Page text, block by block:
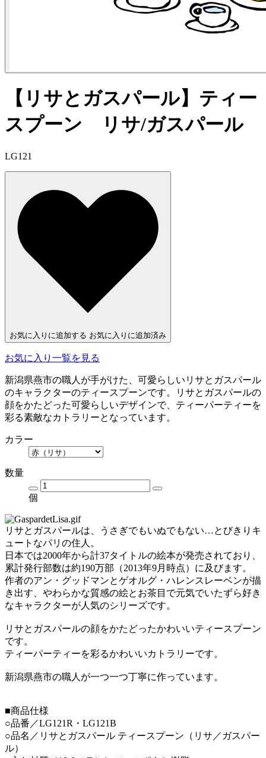
【リサとガスパール】ティー
スプーン リサ/ガスパール
LG121
お気に入りに追加する お気に入りに追加済み
お気に入り一覧を見る
新潟県燕市の職人が手がけた、可愛らしいリサとガスパール
のキャラクターのティースプーンです。リサとガスパールの
顔をかたどった可愛らしいデザインで、ティーパーティーを
彩る素敵なカトラリーとなっています。
カラー
数量
個
リサとガスパールは、うさぎでもいぬでもない…とびきりキ
ュートなパリの住人。
日本では2000年から計37タイトルの絵本が発売されており、
累計発行部数は約190万部（2013年9月時点）に及びます。
作者のアン・グッドマンとゲオルグ・ハレンスレーベンが描
き出す、やわらかな質感の絵とお茶目で元気でいたずら好き
なキャラクターが人気のシリーズです。
リサとガスパールの顔をかたどったかわいいティースプーン
です。
ティーパーティーを彩るかわいいカトラリーです。
新潟県燕市の職人が一つ一つ丁寧に作っています。
■商品仕様
○品番／LG121R・LG121B
○品名／リサとガスパール ティースプーン（リサ／ガスパー
ル）